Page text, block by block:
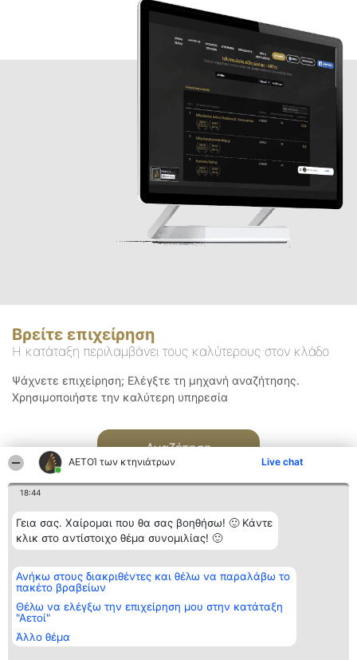
ΑΕΤΟΊ των κτηνιάτρων Live chat
18:44
Γεια σας. Χαίρομαι που θα σας βοηθήσω! 🙂 Κάντε
κλικ στο αντίστοιχο θέμα συνομιλίας! 🙂
Ανήκω στους διακριθέντες και θέλω να παραλάβω το
πακέτο βραβείων
Θέλω να ελέγξω την επιχείρηση μου στην κατάταξη
"Αετοί"
Άλλο θέμα
Βρείτε επιχείρηση
Η κατάταξη περιλαμβάνει τους καλύτερους στον κλάδο
Ψάχνετε επιχείρηση; Ελέγξτε τη μηχανή αναζήτησης.
Χρησιμοποιήστε την καλύτερη υπηρεσία
Αναζήτηση
Διοργανωτής της
κατάταξης
BEAUTIFUL COMPANY
ΤΗΛ. ΕΠΙΚΟΙΝΩΝΙΑΣ:
2104128019
email:
aetoi@beautifulcompany.co
Κατάταξη
Διακριθέντες
των
διακριθέντων
προϋποθέσεις
Επικοινωνία
Επικοινωνία